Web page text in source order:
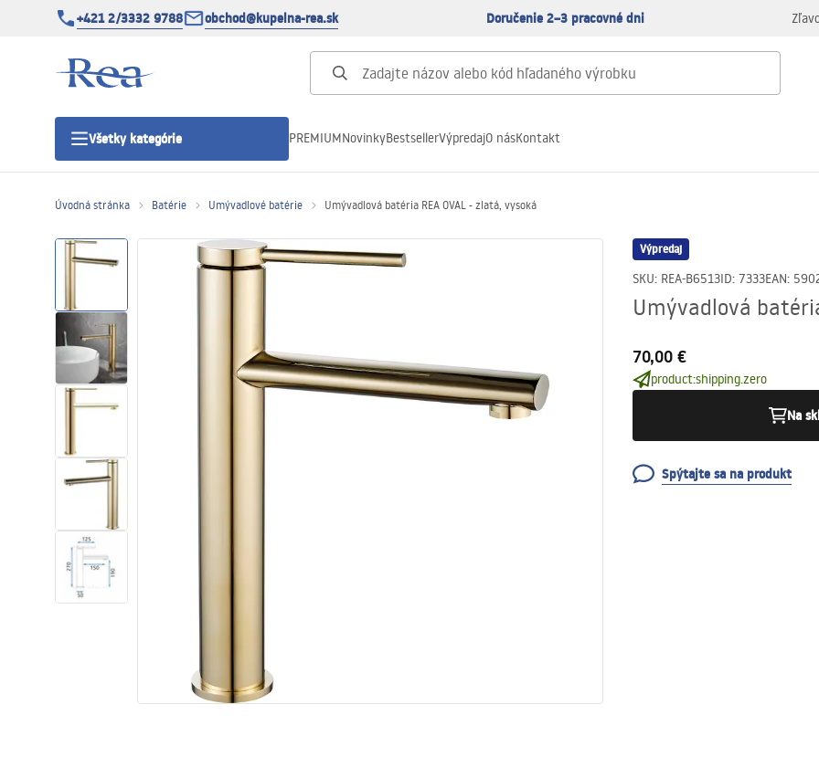
+421 2/3332 9788 obchod@kupelna-rea.sk Doručenie 2–3 pracovné dni
Všetky kategórie
Sprchové vaničky
Sprchové žľaby
Umývadlá
Vaňa so zástenou
Batérie
PREMIUMNovinkyBestsellerVýpredajO násKontakt
Úvodná stránka Batérie Umývadlové batérie Umývadlová batéria REA OVAL - zlatá, vysoká
Výpredaj
SKU: REA-B6513ID: 7333EAN:
Umývadlová
70,00 €
product:shipping.zero
Na
Spýtajte sa na produkt